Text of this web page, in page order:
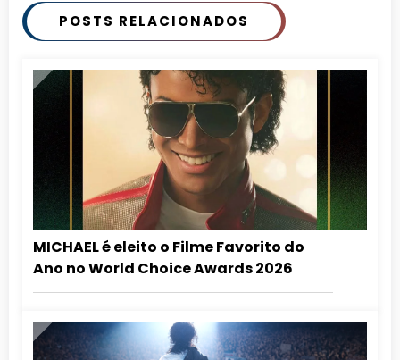
POSTS RELACIONADOS
MICHAEL é eleito o Filme Favorito do
Ano no World Choice Awards 2026